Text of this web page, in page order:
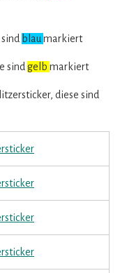
blau markiert
sind gelb markiert
diese sind